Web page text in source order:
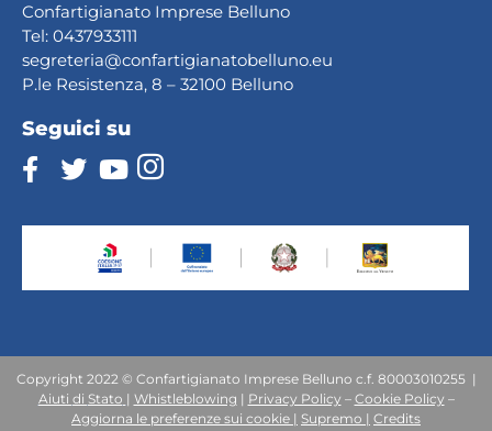
Confartigianato Imprese Belluno
Tel: 0437933111
segreteria@confartigianatobelluno.eu
P.le Resistenza, 8 – 32100 Belluno
Seguici su
Copyright 2022 © Confartigianato Imprese Belluno c.f. 80003010255 |
Aiuti di Stato | Whistleblowing | Privacy Policy – Cookie Policy –
Aggiorna le preferenze sui cookie | Supremo | Credits